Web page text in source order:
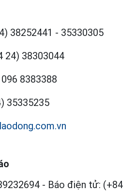
38252441 - 35330305
24) 38303044
096 8383388
35335235
- Báo điện tử: (+84